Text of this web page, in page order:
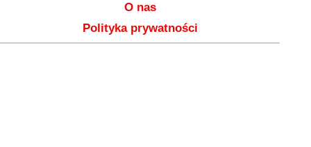
O nas
Polityka prywatności